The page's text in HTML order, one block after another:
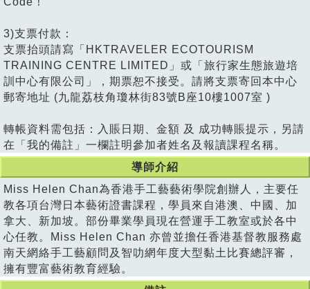
3)支票付款：
支票抬頭請寫「HKTRAVELER ECOTOURISM
TRAINING CENTRE LIMITED」或「旅行家生態旅遊培
訓中心有限公司」，期票恕不接受。請將支票寄回本中心
郵寄地址 (九龍荔枝角瓊林街83號B座10樓1007室 )
轉帳資料需包括：入賬日期、金額 及 成功轉賬提示，另請
在「我的備註」一欄註明參加者姓名及報讀課程名稱。
導師介紹
Miss Helen Chan為香港手工藝藝術學院創辦人，主要任
教各項台灣⽇本藝術證書課程，學員來⾃港澳、中國、加
拿⼤、新加坡。部份畢業學員現在營運⼿⼯教室或於各中
⼼任教。Miss Helen Chan 亦曾並擔任香港基督教服務處
南天網絡⼿⼯藝顧問及智叻網年度⼤型黏⼟⽐賽總評審，
擁有豐富藝術教育經驗。